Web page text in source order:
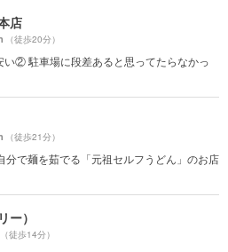
店
（徒歩20分）
い② 駐車場に段差あると思ってたらなかっ
（徒歩21分）
分で麺を茹でる「元祖セルフうどん」のお店
ー）
（徒歩14分）